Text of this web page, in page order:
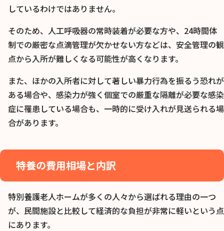
しているわけではありません。
そのため、人工呼吸器の常時装着が必要な方や、24時間体
制での厳密な点滴管理が欠かせない方などは、安全管理の観
点から入所が難しくなる可能性が高くなります。
また、ほかの入所者に対して著しい暴力行為を振るう恐れが
ある場合や、感染力が強く個室での厳重な隔離が必要な感染
症に罹患している場合も、一時的に受け入れが見送られる場
合があります。
特養の費用相場と内訳
特別養護老人ホームが多くの人々から選ばれる理由の一つ
が、民間施設と比較して経済的な負担が非常に軽いという点
にあります。